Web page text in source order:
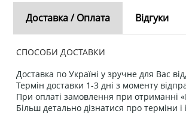
Доставка / Оплата Відгуки
СПОСОБИ ДОСТАВКИ
Доставка по Україні у зручне для Вас
Термін доставки 1-3 дні з моменту
При оплаті замовлення при отриманні
Більш детально дізнатися про терміни